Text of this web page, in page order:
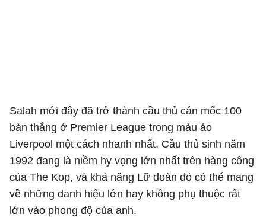
Salah mới đây đã trở thành cầu thủ cán mốc 100
bàn thắng ở Premier League trong màu áo
Liverpool một cách nhanh nhất. Cầu thủ sinh năm
1992 đang là niềm hy vọng lớn nhất trên hàng công
của The Kop, và khả năng Lữ đoàn đỏ có thể mang
về những danh hiệu lớn hay không phụ thuộc rất
lớn vào phong độ của anh.